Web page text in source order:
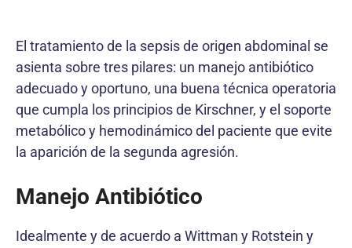
El tratamiento de la sepsis de origen abdominal se
asienta sobre tres pilares: un manejo antibiótico
adecuado y oportuno, una buena técnica operatoria
que cumpla los principios de Kirschner, y el soporte
metabólico y hemodinámico del paciente que evite
la aparición de la segunda agresión.
Manejo Antibiótico
Idealmente y de acuerdo a Wittman y Rotstein y